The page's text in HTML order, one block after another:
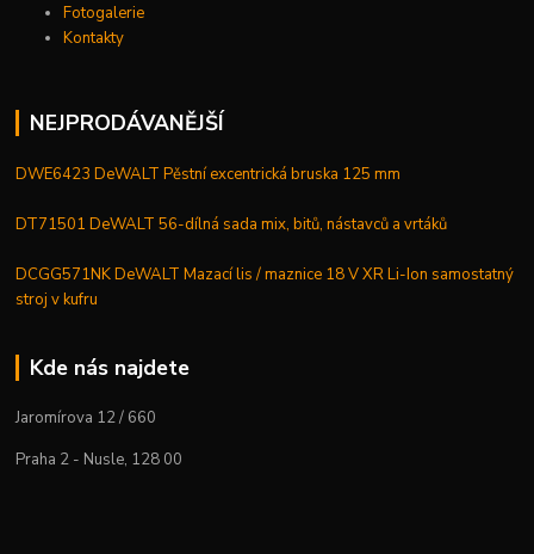
Fotogalerie
Kontakty
NEJPRODÁVANĚJŠÍ
DWE6423 DeWALT Pěstní excentrická bruska 125 mm
DT71501 DeWALT 56-dílná sada mix, bitů, nástavců a vrtáků
DCGG571NK DeWALT Mazací lis / maznice 18 V XR Li-Ion samostatný
stroj v kufru
Kde nás najdete
Jaromírova 12 / 660
Praha 2 - Nusle, 128 00